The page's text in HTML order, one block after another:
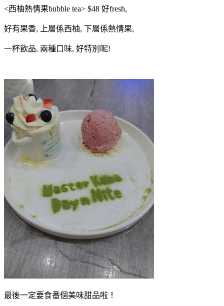
<西柚熱情果bubble tea> $48 好fresh,
好有果香, 上層係西柚, 下層係熱情果,
一杯飲品, 兩種口味, 好特別呢!
最後一定要食番個美味甜品啦！